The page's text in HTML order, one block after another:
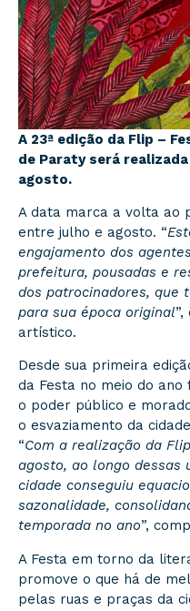
A 23ª edição da Flip –
de Paraty será
agosto.
A data marca a volta ao
entre julho e agosto. “
engajamento dos
prefeitura, pousadas e
dos patrocinadores, que
para sua época original
artístico.
Desde sua primeira
da Festa no meio do
o poder público e
o esvaziamento da
“Com a realização da
agosto, ao longo dessas
cidade conseguiu
sazonalidade,
temporada no ano”,
A Festa em torno da
promove o que há de
pelas ruas e praças da